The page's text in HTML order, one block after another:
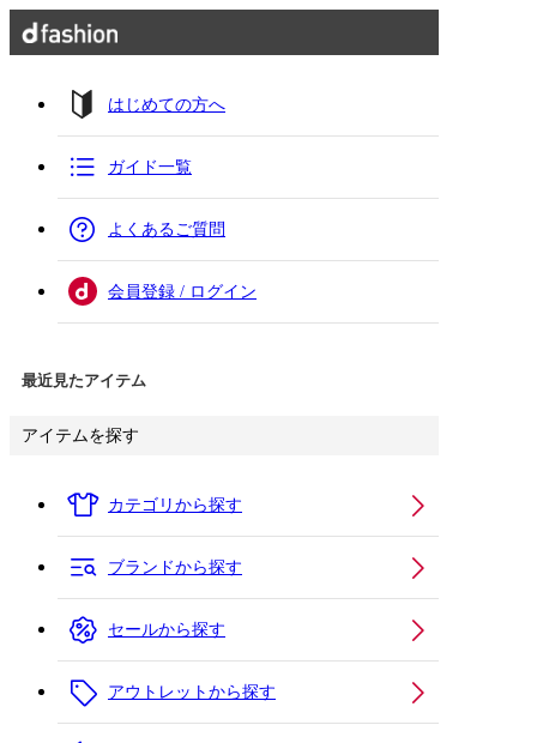
はじめての方へ
ガイド一覧
よくあるご質問
会員登録 / ログイン
最近見たアイテム
アイテムを探す
カテゴリから探す
ブランドから探す
セールから探す
アウトレットから探す